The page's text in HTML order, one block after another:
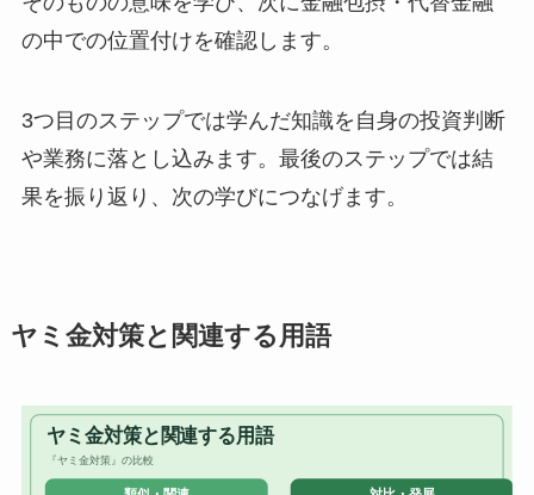
の中での位置付けを確認します。
3つ目のステップでは学んだ知識を自身の投資判断
や業務に落とし込みます。最後のステップでは結
果を振り返り、次の学びにつなげます。
ヤミ金対策と関連する用語